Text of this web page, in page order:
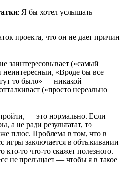
: Я бы хотел услышать
проекта, что он не даёт причин
заинтересовывает («самый
«Вроде бы все
то было» — никакой
(«просто нереально
— это нормально. Если
а не ради результатат, то
плюс. Проблема в том, что в
игры заключается в обтыкивании
кто-то что-то скажет полезного.
не прельщает — чтобы я в такое